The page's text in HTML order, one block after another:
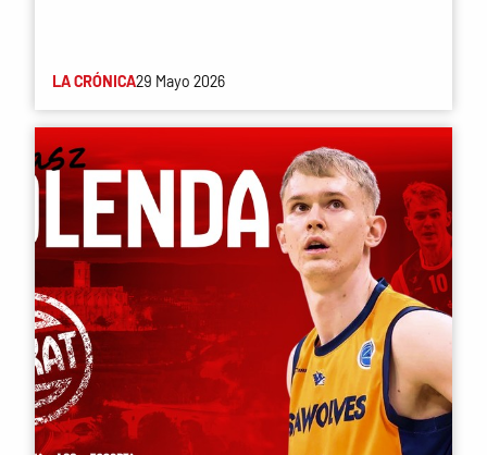
LA CRÓNICA29 Mayo 2026